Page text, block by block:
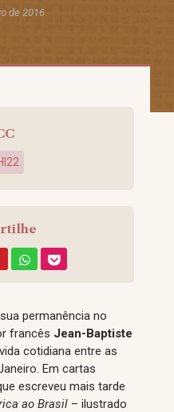
de 2016
permanência no
francês Jean-Baptiste
cotidiana entre as
Em cartas
escreveu mais tarde
ao Brasil – ilustrado